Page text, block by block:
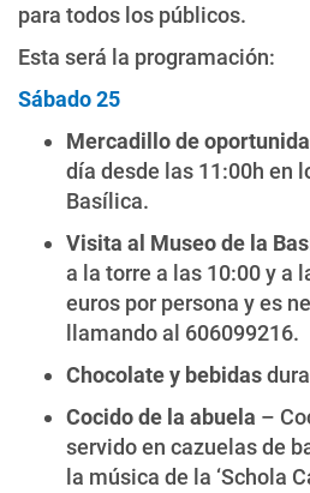
para todos los públicos.
Esta será la programación:
Sábado 25
Mercadillo de
día desde las 11:00h en
Basílica.
Visita al Museo de la
a la torre a las 10:00 y a
euros por persona y es
llamando al 606099216.
Chocolate y bebidas
Cocido de la abuela –
servido en cazuelas de
la música de la ‘Schola